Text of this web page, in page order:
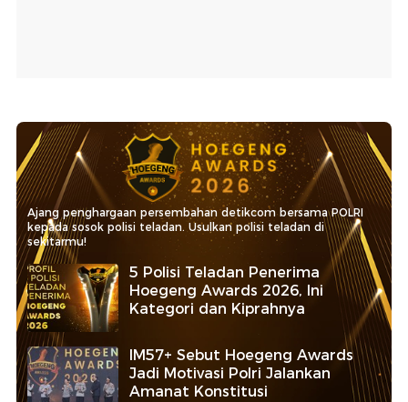
Ajang penghargaan persembahan detikcom bersama POLRI
kepada sosok polisi teladan. Usulkan polisi teladan di
sekitarmu!
5 Polisi Teladan Penerima
Hoegeng Awards 2026, Ini
Kategori dan Kiprahnya
IM57+ Sebut Hoegeng Awards
Jadi Motivasi Polri Jalankan
Amanat Konstitusi